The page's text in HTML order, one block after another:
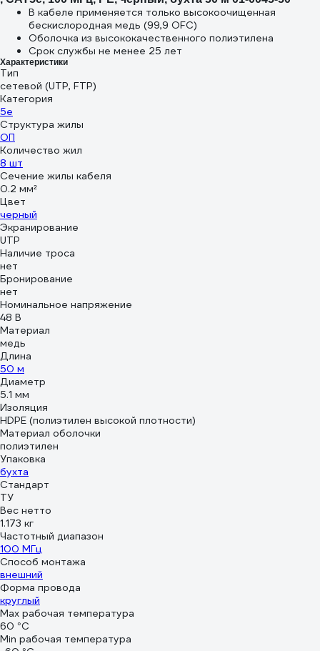
В кабеле применяется только высокоочищенная
бескислородная медь (99,9 OFC)
Оболочка из высококачественного полиэтилена
Срок службы не менее 25 лет
Характеристики
Тип
сетевой (UTP, FTP)
Категория
5e
Структура жилы
ОП
Количество жил
8 шт
Сечение жилы кабеля
0.2 мм²
Цвет
черный
Экранирование
UTP
Наличие троса
нет
Бронирование
нет
Номинальное напряжение
48 В
Материал
медь
Длина
50 м
Диаметр
5.1 мм
Изоляция
HDPE (полиэтилен высокой плотности)
Материал оболочки
полиэтилен
Упаковка
бухта
Стандарт
ТУ
Вес нетто
1.173 кг
Частотный диапазон
100 МГц
Способ монтажа
внешний
Форма провода
круглый
Max рабочая температура
60 °С
Min рабочая температура